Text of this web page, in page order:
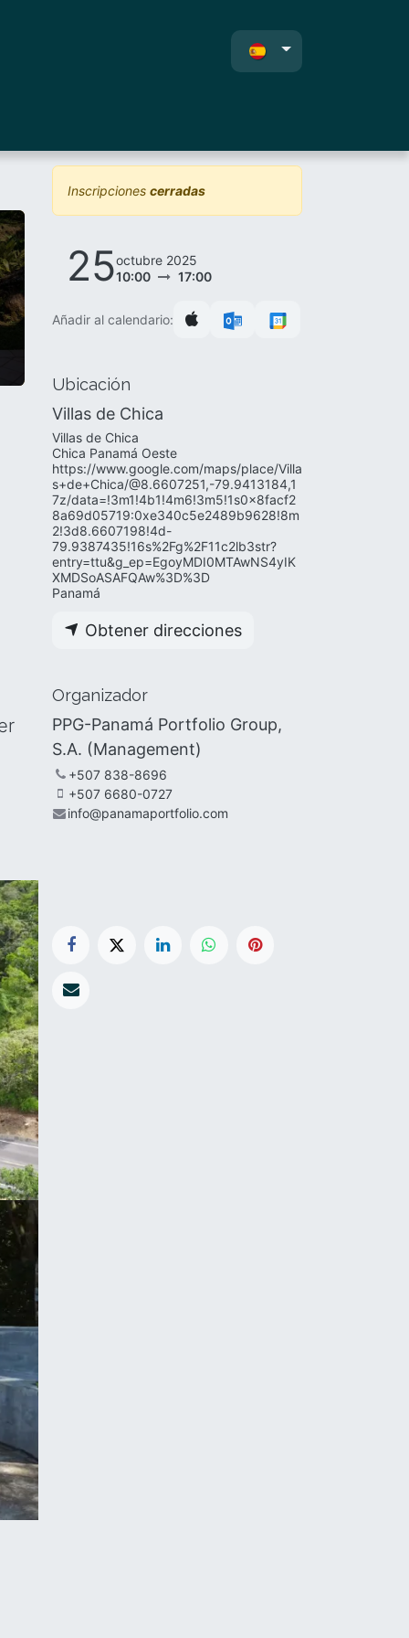
Inscripciones cerradas
25octubre 2025
10:00
17:00
Añadir al calendario:
Ubicación
Villas de Chica
Villas de Chica
Chica Panamá Oeste
https://www.google.com/maps/place/Villa
s+de+Chica/@8.6607251,-79.9413184,1
7z/data=!3m1!4b1!4m6!3m5!1s0x8facf2
8a69d05719:0xe340c5e2489b9628!8m
2!3d8.6607198!4d-
79.9387435!16s%2Fg%2F11c2lb3str?
entry=ttu&g_ep=EgoyMDI0MTAwNS4yIK
XMDSoASAFQAw%3D%3D
Panamá
Obtener direcciones
Organizador
PPG-Panamá Portfolio Group,
S.A. (Management)
+507 838-8696
+507 6680-0727
info@panamaportfolio.com